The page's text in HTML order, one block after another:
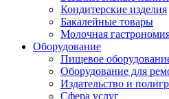
Кондитерские изделия
Бакалейные товары
Молочная
Оборудование
Пищевое
Оборудование для
Издательство и
Сфера услуг